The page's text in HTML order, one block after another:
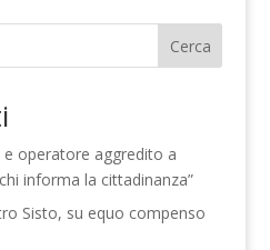
Cerca
operatore aggredito a
informa la cittadinanza”
Sisto, su equo compenso